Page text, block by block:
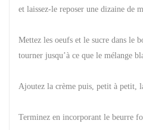
et laissez-le reposer une dizaine de
Mettez les oeufs et le sucre dans le
tourner jusqu’à ce que le mélange
Ajoutez la crème puis, petit à petit,
Terminez en incorporant le beurre